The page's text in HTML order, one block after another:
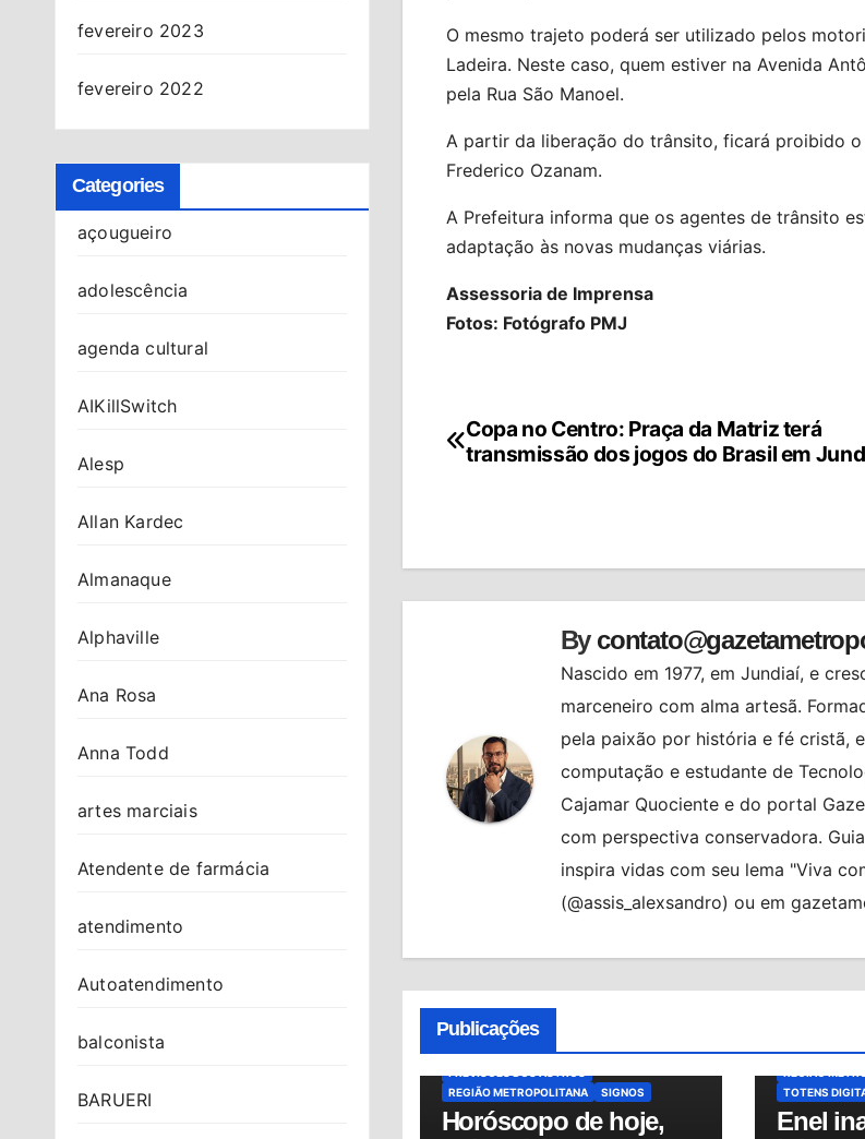
fevereiro 2023
fevereiro 2022
Categories
açougueiro
adolescência
agenda cultural
AIKillSwitch
Alesp
Allan Kardec
Almanaque
Alphaville
Ana Rosa
Anna Todd
artes marciais
Atendente de farmácia
atendimento
Autoatendimento
balconista
BARUERI
O mesmo trajeto poderá ser utilizado pelos
Ladeira. Neste caso, quem estiver na Avenida
pela Rua São Manoel.
A partir da liberação do trânsito, ficará proibido
Frederico Ozanam.
A Prefeitura informa que os agentes de trânsito
adaptação às novas mudanças viárias.
Assessoria de Imprensa
Fotos: Fotógrafo PMJ
Navegação
Copa no Centro: Praça da Matriz terá
transmissão dos jogos do Brasil em
By
Nascido em 1977, em Jundiaí, e
marceneiro com alma artesã.
pela paixão por história e fé cristã,
computação e estudante de
Cajamar Quociente e do portal
com perspectiva conservadora.
inspira vidas com seu lema "Viva
(@assis_alexsandro) ou em
Publicações
ALMANAQUE BRASIL
HORÓSCOPO
HORÓSCOPO DO DIA
OSASCO
PREVISÕES
REGIÃO METROPOLITANA
SIGNOS
Horóscopo de hoje,
BRASIL
OSASCO
TOTENS
Enel